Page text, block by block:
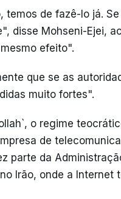
temos de fazê-lo já.
disse Mohseni-Ejei,
efeito".
que se as
muito fortes".
o regime
de
parte da
Irão, onde a Internet